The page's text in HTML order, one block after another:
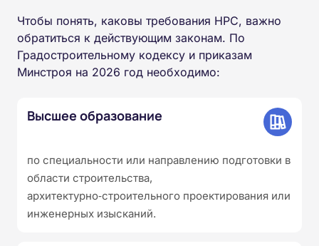
Чтобы понять, каковы требования НРС, важно
обратиться к действующим законам. По
Градостроительному кодексу и приказам
Минстроя на 2026 год необходимо:
Высшее образование
по специальности или направлению подготовки в
области строительства,
архитектурно‑строительного проектирования или
инженерных изысканий.